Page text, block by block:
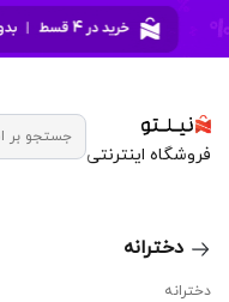
فروشگاه اینترنتی
دخترانه
دخترانه